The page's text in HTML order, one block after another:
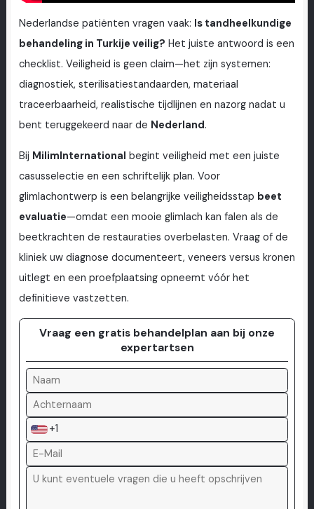
Nederlandse patiënten vragen vaak: Is tandheelkundige
behandeling in Turkije veilig? Het juiste antwoord is een
checklist. Veiligheid is geen claim—het zijn systemen:
diagnostiek, sterilisatiestandaarden, materiaal
traceerbaarheid, realistische tijdlijnen en nazorg nadat u
bent teruggekeerd naar de Nederland.
Bij MilimInternational begint veiligheid met een juiste
casusselectie en een schriftelijk plan. Voor
glimlachontwerp is een belangrijke veiligheidsstap beet
evaluatie—omdat een mooie glimlach kan falen als de
beetkrachten de restauraties overbelasten. Vraag of de
kliniek uw diagnose documenteert, veneers versus kronen
uitlegt en een proefplaatsing opneemt vóór het
definitieve vastzetten.
Vraag een gratis behandelplan aan bij onze
expertartsen
+1